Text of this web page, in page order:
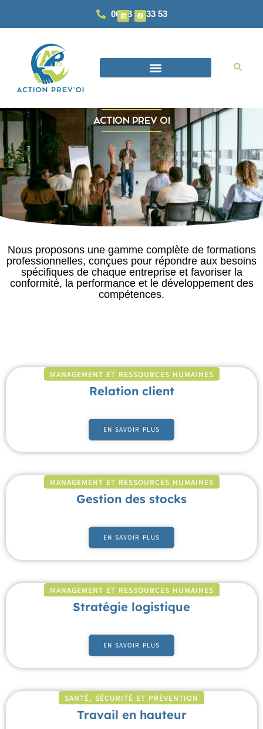
06 93 87 33 53
ACTION PREV OI
Nous proposons une gamme complète de formations
professionnelles, conçues pour répondre aux besoins
spécifiques de chaque entreprise et favoriser la
conformité, la performance et le développement des
compétences.
MANAGEMENT ET RESSOURCES HUMAINES
Relation client
EN SAVOIR PLUS
MANAGEMENT ET RESSOURCES HUMAINES
Gestion des stocks
EN SAVOIR PLUS
MANAGEMENT ET RESSOURCES HUMAINES
Stratégie logistique
EN SAVOIR PLUS
SANTÉ, SÉCURITÉ ET PRÉVENTION
Travail en hauteur